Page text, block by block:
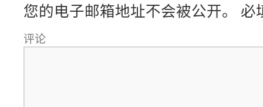
您的电子邮箱地址不会被公开。 必
评论